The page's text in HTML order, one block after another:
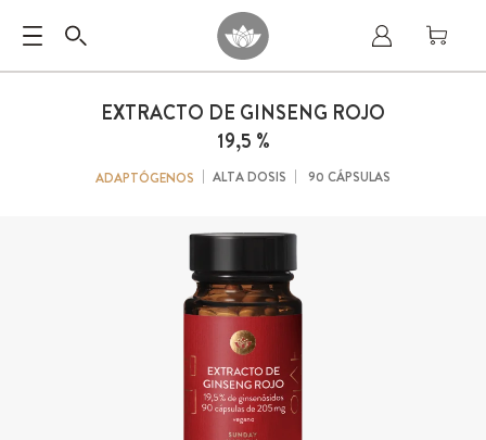
EXTRACTO DE GINSENG ROJO
19,5 %
ADAPTÓGENOS ALTA DOSIS 90 CÁPSULAS